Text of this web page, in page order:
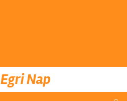
Egri Nap